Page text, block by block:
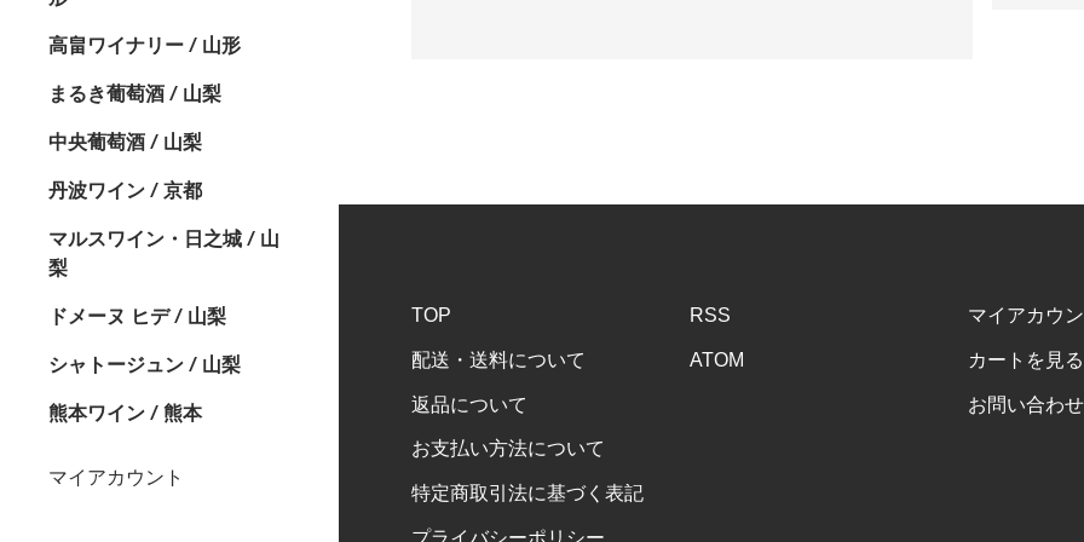
高畠ワイナリー / 山形
まるき葡萄酒 / 山梨
中央葡萄酒 / 山梨
丹波ワイン / 京都
マルスワイン・日之城 / 山
梨
ドメーヌ ヒデ / 山梨
シャトージュン / 山梨
熊本ワイン / 熊本
マイアカウント
TOP
配送・送料について
返品について
お支払い方法について
特定商取引法に基づく表記
プライバシーポリシー
RSS
ATOM
マイアカウ
カートを見る
お問い合わせ